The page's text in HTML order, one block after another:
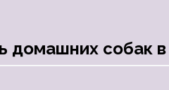
домашних собак